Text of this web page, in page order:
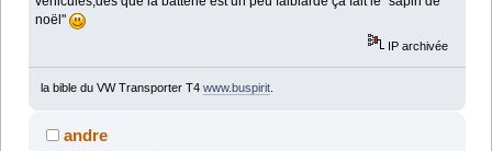
noël"
IP archivée
la bible du VW Transporter T4 www.buspirit.
andre